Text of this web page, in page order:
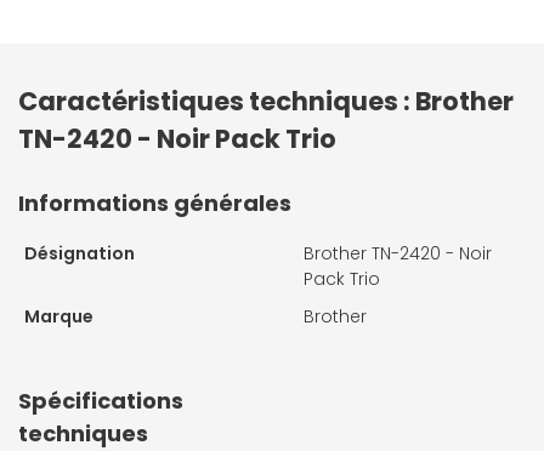
Caractéristiques techniques : Brother
TN-2420 - Noir Pack Trio
Informations générales
Désignation
Brother TN-2420 - Noir
Pack Trio
Marque
Brother
Spécifications
techniques